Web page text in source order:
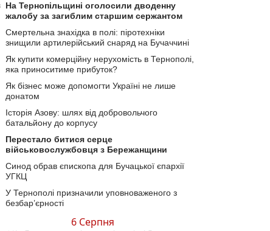
На Тернопільщині оголосили дводенну
жалобу за загиблим старшим сержантом
Смертельна знахідка в полі: піротехніки
знищили артилерійський снаряд на Бучаччині
Як купити комерційну нерухомість в Тернополі,
яка приноситиме прибуток?
Як бізнес може допомогти Україні не лише
донатом
Історія Азову: шлях від добровольчого
батальйону до корпусу
Перестало битися серце
військовослужбовця з Бережанщини
Синод обрав єпископа для Бучацької єпархії
УГКЦ
У Тернополі призначили уповноваженого з
безбар’єрності
6 Серпня